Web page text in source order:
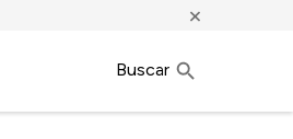
×
Buscar